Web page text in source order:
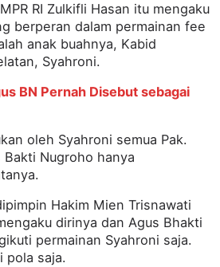
RI Zulkifli Hasan itu mengaku
berperan dalam permainan fee
anak buahnya, Kabid
Syahroni.
BN Pernah Disebut sebagai
oleh Syahroni semua Pak.
Bakti Nugroho hanya
Hakim Mien Trisnawati
dirinya dan Agus Bhakti
permainan Syahroni saja.
pola saja.